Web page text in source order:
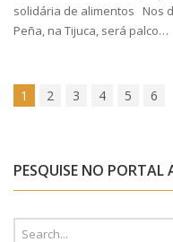
solidária de alimentos Nos
Peña, na Tijuca, será palco…
1 2 3 4 5 6
PESQUISE NO PORTAL